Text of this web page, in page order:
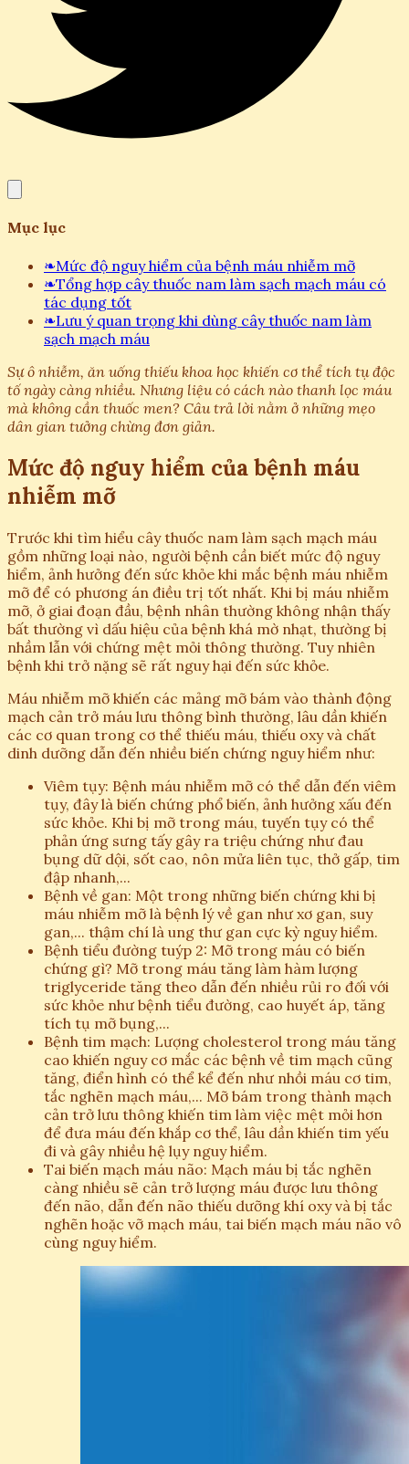
Mục lục
❧Mức độ nguy hiểm của bệnh máu nhiễm mỡ
❧Tổng hợp cây thuốc nam làm sạch mạch máu có
tác dụng tốt
❧Lưu ý quan trọng khi dùng cây thuốc nam làm
sạch mạch máu
Sự ô nhiễm, ăn uống thiếu khoa học khiến cơ thể tích tụ độc
tố ngày càng nhiều. Nhưng liệu có cách nào thanh lọc máu
mà không cần thuốc men? Câu trả lời nằm ở những mẹo
dân gian tưởng chừng đơn giản.
Mức độ nguy hiểm của bệnh máu
nhiễm mỡ
Trước khi tìm hiểu cây thuốc nam làm sạch mạch máu
gồm những loại nào, người bệnh cần biết mức độ nguy
hiểm, ảnh hưởng đến sức khỏe khi mắc bệnh máu nhiễm
mỡ để có phương án điều trị tốt nhất. Khi bị máu nhiễm
mỡ, ở giai đoạn đầu, bệnh nhân thường không nhận thấy
bất thường vì dấu hiệu của bệnh khá mờ nhạt, thường bị
nhầm lẫn với chứng mệt mỏi thông thường. Tuy nhiên
bệnh khi trở nặng sẽ rất nguy hại đến sức khỏe.
Máu nhiễm mỡ khiến các mảng mỡ bám vào thành động
mạch cản trở máu lưu thông bình thường, lâu dần khiến
các cơ quan trong cơ thể thiếu máu, thiếu oxy và chất
dinh dưỡng dẫn đến nhiều biến chứng nguy hiểm như:
Viêm tụy: Bệnh máu nhiễm mỡ có thể dẫn đến viêm
tụy, đây là biến chứng phổ biến, ảnh hưởng xấu đến
sức khỏe. Khi bị mỡ trong máu, tuyến tụy có thể
phản ứng sưng tấy gây ra triệu chứng như đau
bụng dữ dội, sốt cao, nôn mửa liên tục, thở gấp, tim
đập nhanh,...
Bệnh về gan: Một trong những biến chứng khi bị
máu nhiễm mỡ là bệnh lý về gan như xơ gan, suy
gan,... thậm chí là ung thư gan cực kỳ nguy hiểm.
Bệnh tiểu đường tuýp 2: Mỡ trong máu có biến
chứng gì? Mỡ trong máu tăng làm hàm lượng
triglyceride tăng theo dẫn đến nhiều rủi ro đối với
sức khỏe như bệnh tiểu đường, cao huyết áp, tăng
tích tụ mỡ bụng,...
Bệnh tim mạch: Lượng cholesterol trong máu tăng
cao khiến nguy cơ mắc các bệnh về tim mạch cũng
tăng, điển hình có thể kể đến như nhồi máu cơ tim,
tắc nghẽn mạch máu,... Mỡ bám trong thành mạch
cản trở lưu thông khiến tim làm việc mệt mỏi hơn
để đưa máu đến khắp cơ thể, lâu dần khiến tim yếu
đi và gây nhiều hệ lụy nguy hiểm.
Tai biến mạch máu não: Mạch máu bị tắc nghẽn
càng nhiều sẽ cản trở lượng máu được lưu thông
đến não, dẫn đến não thiếu dưỡng khí oxy và bị tắc
nghẽn hoặc vỡ mạch máu, tai biến mạch máu não vô
cùng nguy hiểm.